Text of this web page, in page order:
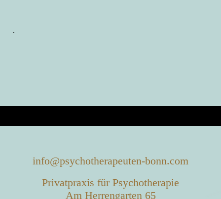
.
info@psychotherapeuten-bonn.com
Privatpraxis für Psychotherapie
Am Herrengarten 65